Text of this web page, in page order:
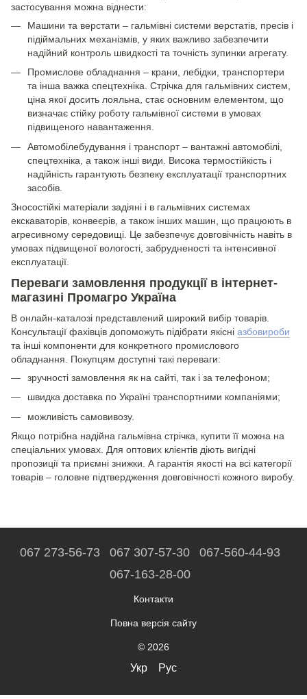
застосування можна віднести:
Машини та верстати – гальмівні системи верстатів, пресів і
підіймальних механізмів, у яких важливо забезпечити
надійний контроль швидкості та точність зупинки агрегату.
Промислове обладнання – крани, лебідки, транспортери
та інша важка спецтехніка. Стрічка для гальмівних систем,
ціна якої досить лояльна, стає основним елементом, що
визначає стійку роботу гальмівної системи в умовах
підвищеного навантаження.
Автомобілебудування і транспорт – вантажні автомобілі,
спецтехніка, а також інші види. Висока термостійкість і
надійність гарантують безпеку експлуатації транспортних
засобів.
Зносостійкі матеріали задіяні і в гальмівних системах
екскаваторів, конвеєрів, а також інших машин, що працюють в
агресивному середовищі. Це забезпечує довговічність навіть в
умовах підвищеної вологості, забрудненості та інтенсивної
експлуатації.
Переваги замовлення продукції в інтернет-
магазині Промагро Україна
В онлайн-каталозі представлений широкий вибір товарів.
Консультації фахівців допоможуть підібрати якісні азбовироби
та інші компоненти для конкретного промислового
обладнання. Покупцям доступні такі переваги:
зручності замовлення як на сайті, так і за телефоном;
швидка доставка по Україні транспортними компаніями;
можливість самовивозу.
Якщо потрібна надійна гальмівна стрічка, купити її можна на
спеціальних умовах. Для оптових клієнтів діють вигідні
пропозиції та приємні знижки. А гарантія якості на всі категорії
товарів – головне підтвердження довговічності кожного виробу.
067 273-56-73 067 307-57-30
067-560-44-93
067-163-28-00
Контакти
Повна версія сайту
© 2026
Укр Рус